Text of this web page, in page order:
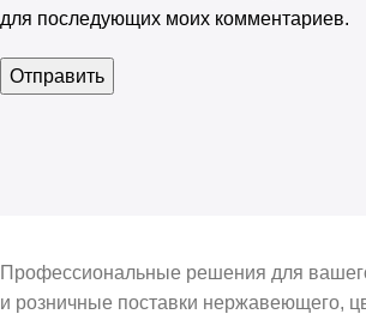
для последующих моих комментариев.
Профессиональные решения для
и розничные поставки нержавеющего,